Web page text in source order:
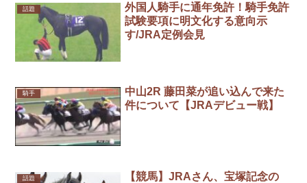
話題
外国人騎手に通年免許！騎手免許
試験要項に明文化する意向示
す/JRA定例会見
騎手
中山2R 藤田菜が追い込んで来た
件について【JRAデビュー戦】
話題
【競馬】JRAさん、宝塚記念の